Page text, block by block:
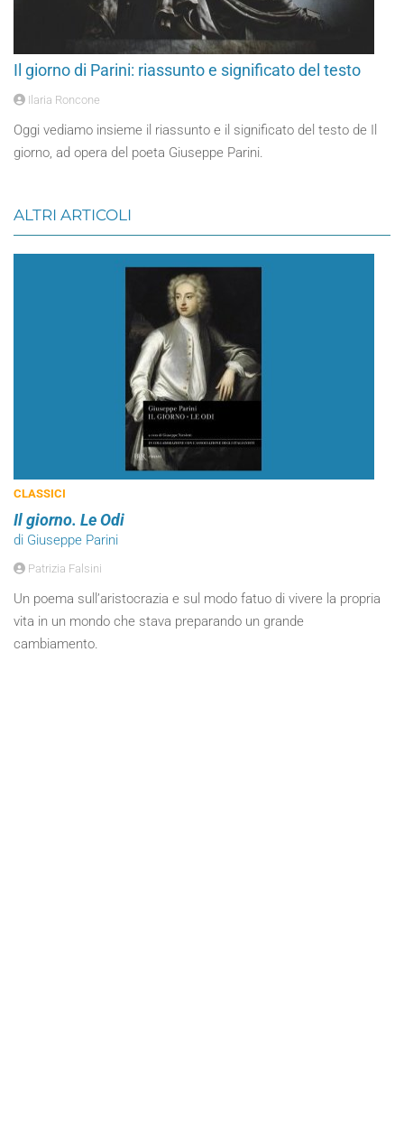
Il giorno di Parini: riassunto e significato del testo
Ilaria Roncone
Oggi vediamo insieme il riassunto e il significato del testo de Il
giorno, ad opera del poeta Giuseppe Parini.
ALTRI ARTICOLI
CLASSICI
Il giorno. Le Odi
di Giuseppe Parini
Patrizia Falsini
Un poema sull’aristocrazia e sul modo fatuo di vivere la propria
vita in un mondo che stava preparando un grande
cambiamento.